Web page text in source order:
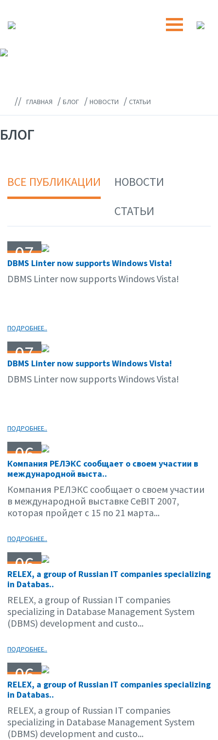
// ГЛАВНАЯ / БЛОГ / НОВОСТИ / СТАТЬИ
БЛОГ
ВСЕ ПУБЛИКАЦИИ
НОВОСТИ
СТАТЬИ
07
02.07
DBMS Linter now supports Windows Vista!
DBMS Linter now supports Windows Vista!
ПОДРОБНЕЕ..
07
02.07
DBMS Linter now supports Windows Vista!
DBMS Linter now supports Windows Vista!
ПОДРОБНЕЕ..
06
02.07
Компания РЕЛЭКС сообщает о своем участии в
международной выста..
Компания РЕЛЭКС сообщает о своем участии
в международной выставке CeBIT 2007,
которая пройдет с 15 по 21 марта...
ПОДРОБНЕЕ..
06
02.07
RELEX, a group of Russian IT companies specializing
in Databas..
RELEX, a group of Russian IT companies
specializing in Database Management System
(DBMS) development and custo...
ПОДРОБНЕЕ..
06
02.07
RELEX, a group of Russian IT companies specializing
in Databas..
RELEX, a group of Russian IT companies
specializing in Database Management System
(DBMS) development and custo...